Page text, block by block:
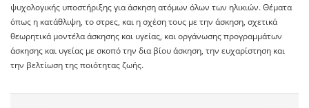
ψυχολογικής υποστήριξης για άσκηση ατόμων όλων των ηλικιών. Θέματα
όπως η κατάθλιψη, το στρες, και η σχέση τους με την άσκηση, σχετικά
θεωρητικά μοντέλα άσκησης και υγείας, και οργάνωσης προγραμμάτων
άσκησης και υγείας με σκοπό την δια βίου άσκηση, την ευχαρίστηση και
την βελτίωση της ποιότητας ζωής.